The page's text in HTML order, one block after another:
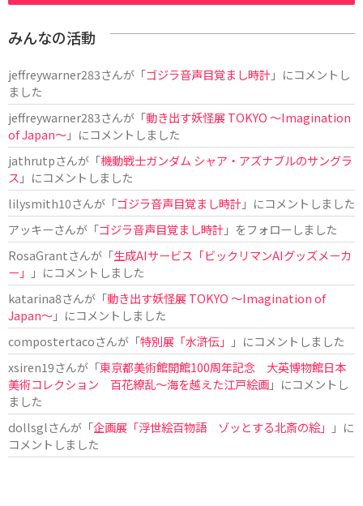
みんなの活動
jeffreywarner283さんが「ゴジラ音声目覚まし時計」にコメントし
ました
jeffreywarner283さんが「動き出す妖怪展 TOKYO 〜Imagination
of Japan〜」にコメントしました
jathrutpさんが「機動戦士ガンダム シャア・アズナブルのサングラ
ス 」にコメントしました
lilysmith10さんが「ゴジラ音声目覚まし時計」にコメントしました
アッキーさんが「ゴジラ音声目覚まし時計」をフォローしました
RosaGrantさんが「生成AIサービス「ビックリマンAIグッズメーカ
ー」
」にコメントしました
katarina8さんが「動き出す妖怪展 TOKYO 〜Imagination of
Japan〜」にコメントしました
compostertacoさんが「特別展「水滸伝」
」にコメントしました
xsiren19さんが「東京都美術館開館100周年記念 大英博物館日本
美術コレクション 百花繚乱～海を越えた江戸絵画」にコメントし
ました
dollsglさんが「企画展「浮世絵百物語 ゾッとする北斎の絵」
」に
コメントしました